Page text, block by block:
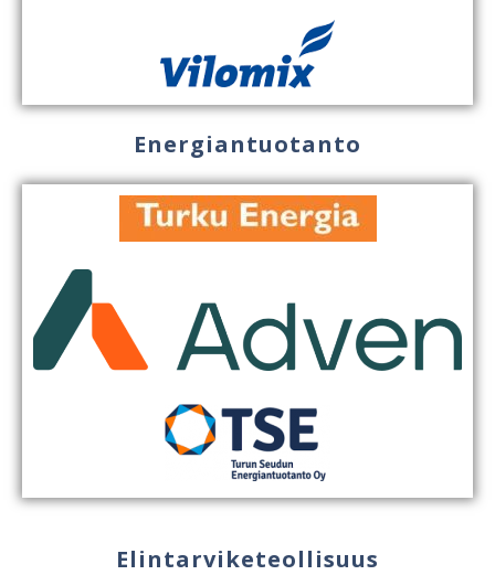
Energiantuotanto
Elintarviketeollisuus